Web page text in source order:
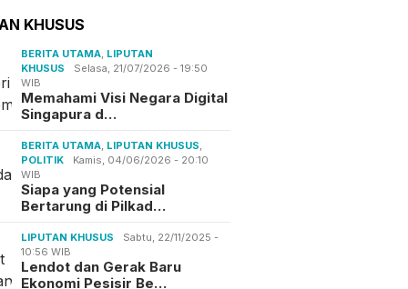
KHUSUS
BERITA UTAMA, LIPUTAN
KHUSUS
Selasa, 21/07/2026 - 19:50
WIB
Memahami Visi Negara Digital
Singapura d…
BERITA UTAMA, LIPUTAN KHUSUS,
POLITIK
Kamis, 04/06/2026 - 20:10
WIB
Siapa yang Potensial
Bertarung di Pilkad…
LIPUTAN KHUSUS
Sabtu, 22/11/2025 -
10:56 WIB
Lendot dan Gerak Baru
Ekonomi Pesisir Be…